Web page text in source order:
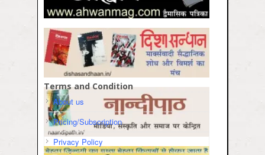
Terms and Condition
About us
Pricing/Subscription
Privacy Policy